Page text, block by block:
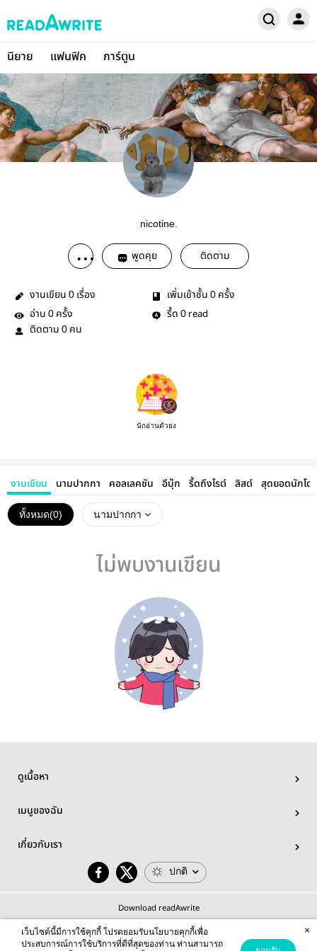
นิยาย แฟนฟิค การ์ตูน
nicotine.
พูดคุย ติดตาม
งานเขียน 0 เรื่อง เพิ่มเข้าชั้น 0 ครั้ง
อ่าน 0 ครั้ง รี้ด 0 read
ติดตาม 0 คน
นักอ่านตัวยง
งานเขียน นามปากกา คอลเลคชัน อีบุ๊ก รี้ดถึงไรต์ ลิสต์ สุดยอดนักโด
ทั้งหมด(0) นามปากกา
ไม่พบงานเขียน
ดูเนื้อหา
เมนูของฉัน
เกี่ยวกับเรา
ปกติ
Download readAwrite
เว็บไซต์นี้มีการใช้คุกกี้ โปรดยอมรับนโยบายคุกกี้เพื่อ
ประสบการณ์การใช้บริการที่ดีที่สุดของท่าน ท่านสามารถ
×